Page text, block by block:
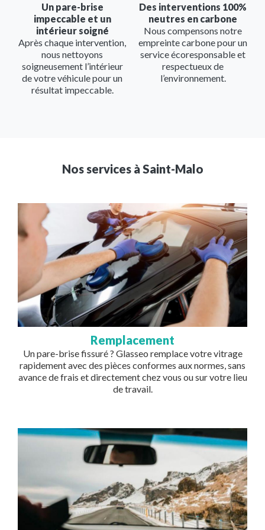
Un pare-brise
impeccable et un
intérieur soigné
Après chaque intervention,
nous nettoyons
soigneusement l’intérieur
de votre véhicule pour un
résultat impeccable.
Des interventions 100%
neutres en carbone
Nous compensons notre
empreinte carbone pour un
service écoresponsable et
respectueux de
l’environnement.
Nos services à Saint-Malo
Remplacement
Un pare-brise fissuré ? Glasseo remplace votre vitrage
rapidement avec des pièces conformes aux normes, sans
avance de frais et directement chez vous ou sur votre lieu
de travail.
Image